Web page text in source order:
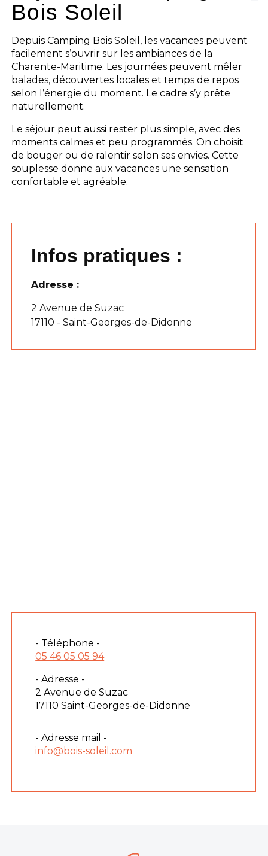
Bois Soleil
Depuis Camping Bois Soleil, les vacances peuvent
facilement s’ouvrir sur les ambiances de la
Charente-Maritime. Les journées peuvent mêler
balades, découvertes locales et temps de repos
selon l’énergie du moment. Le cadre s’y prête
naturellement.
Le séjour peut aussi rester plus simple, avec des
moments calmes et peu programmés. On choisit
de bouger ou de ralentir selon ses envies. Cette
souplesse donne aux vacances une sensation
confortable et agréable.
Infos pratiques :
Adresse :
2 Avenue de Suzac
17110 - Saint-Georges-de-Didonne
- Téléphone -
05 46 05 05 94
- Adresse -
2 Avenue de Suzac
17110 Saint-Georges-de-Didonne
- Adresse mail -
info@bois-soleil.com